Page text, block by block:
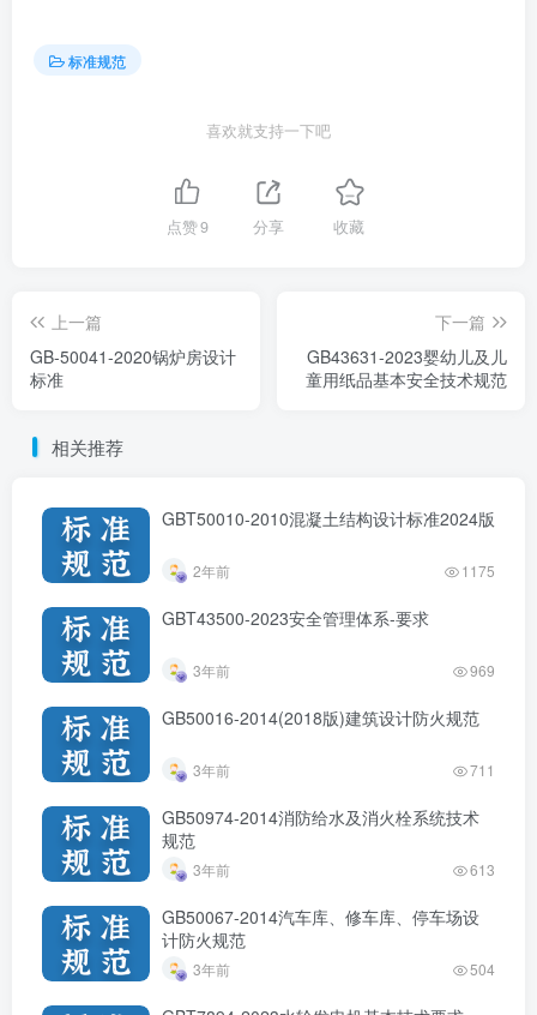
标准规范
喜欢就支持一下吧
点赞9 分享 收藏
上一篇
GB-50041-2020锅炉房设计
标准
下一篇
GB43631-2023婴幼儿及儿
童用纸品基本安全技术规范
相关推荐
GBT50010-2010混凝土结构设计标准2024版
2年前 1175
GBT43500-2023安全管理体系-要求
3年前 969
GB50016-2014(2018版)建筑设计防火规范
3年前 711
GB50974-2014消防给水及消火栓系统技术
规范
3年前 613
GB50067-2014汽车库、修车库、停车场设
计防火规范
3年前 504